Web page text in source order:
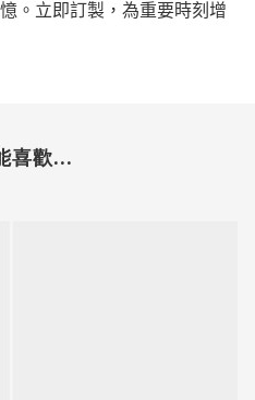
。立即訂製，為重要時刻增
喜歡...